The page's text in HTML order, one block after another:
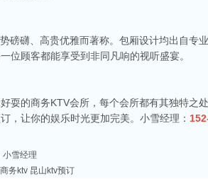
八大比较好的ktv娱乐会所推荐
的城市，以其丰富的美食、独特的文化和而闻名。如
哪些比较好的KTV娱乐会所，给你带来无与伦比的唱歌
的KTV也有高低之分，而高端KTV以其绝佳的环境、
中的魅力！
满活力的城市，KTV无疑是最受欢迎的娱乐场所之一
选择一间合适的KTV都是让你尽兴的关键。那么，昆
磅礴、高贵优雅而著称。包厢设计均出自专
位顾客都能享受到非同凡响的视听盛宴。
耍的商务KTV会所，每个会所都有其独特
，让你的娱乐时光更加完美。小雪经理：
小雪经理
务ktv 昆山ktv预订